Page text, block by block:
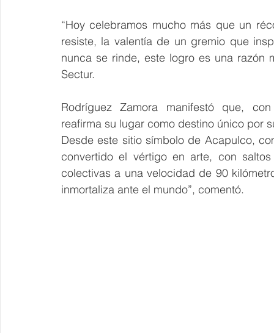
“Hoy celebramos mucho más que un
resiste, la valentía de un gremio que
nunca se rinde, este logro es una razón
Sectur.
Rodríguez Zamora manifestó que,
reafirma su lugar como destino único por
Desde este sitio símbolo de Acapulco,
convertido el vértigo en arte, con
colectivas a una velocidad de 90
inmortaliza ante el mundo”, comentó.